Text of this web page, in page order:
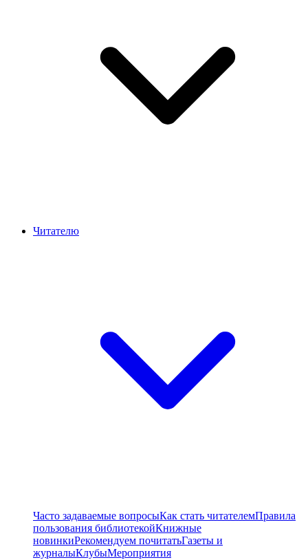
Читателю
Часто задаваемые вопросыКак стать читателемПравила
пользования библиотекойКнижные
новинкиРекомендуем почитатьГазеты и
журналыКлубыМероприятия